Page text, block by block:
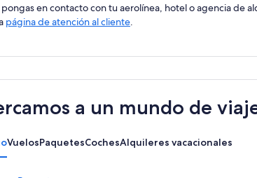
en contacto con tu aerolínea, hotel o agencia de
página de atención al cliente.
a un mundo de
VuelosPaquetesCochesAlquileres vacacionales